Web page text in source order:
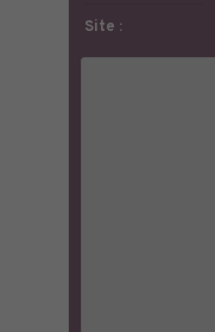
Site :